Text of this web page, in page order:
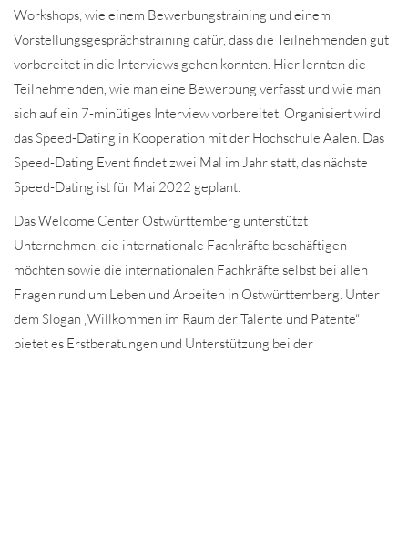
Workshops, wie einem Bewerbungstraining und einem
Vorstellungsgesprächstraining dafür, dass die Teilnehmenden gut
vorbereitet in die Interviews gehen konnten. Hier lernten die
Teilnehmenden, wie man eine Bewerbung verfasst und wie man
sich auf ein 7-minütiges Interview vorbereitet. Organisiert wird
das Speed-Dating in Kooperation mit der Hochschule Aalen. Das
Speed-Dating Event findet zwei Mal im Jahr statt, das nächste
Speed-Dating ist für Mai 2022 geplant.
Das Welcome Center Ostwürttemberg unterstützt
Unternehmen, die internationale Fachkräfte beschäftigen
möchten sowie die internationalen Fachkräfte selbst bei allen
Fragen rund um Leben und Arbeiten in Ostwürttemberg. Unter
dem Slogan „Willkommen im Raum der Talente und Patente“
bietet es Erstberatungen und Unterstützung bei der